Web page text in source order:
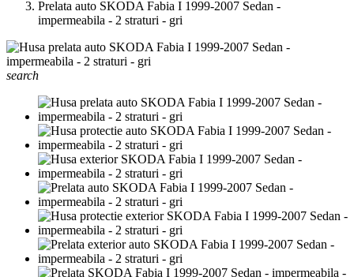
Prelata auto SKODA Fabia I 1999-2007 Sedan -
impermeabila - 2 straturi - gri
search